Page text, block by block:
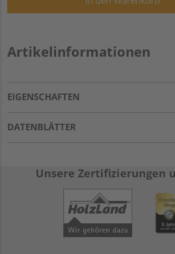
Artikelinformationen
EIGENSCHAFTEN
DATENBLÄTTER
Unsere Zertifizierungen